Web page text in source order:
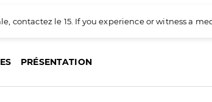
contactez le 15. If you experience or witness a
PRÉSENTATION